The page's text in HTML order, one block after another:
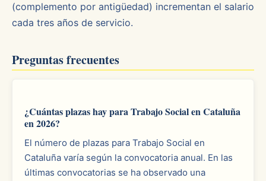
(complemento por antigüedad) incrementan el salario
cada tres años de servicio.
Preguntas frecuentes
¿Cuántas plazas hay para Trabajo Social en Cataluña
en 2026?
El número de plazas para Trabajo Social en
Cataluña varía según la convocatoria anual. En las
últimas convocatorias se ha observado una